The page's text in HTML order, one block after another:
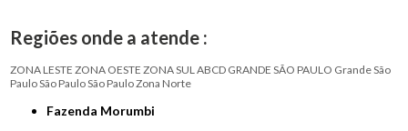
Regiões onde a atende :
ZONA LESTE ZONA OESTE ZONA SULABCD GRANDE SÃO PAULO Grande São
PauloSão PauloSão PauloZona Norte
Fazenda Morumbi